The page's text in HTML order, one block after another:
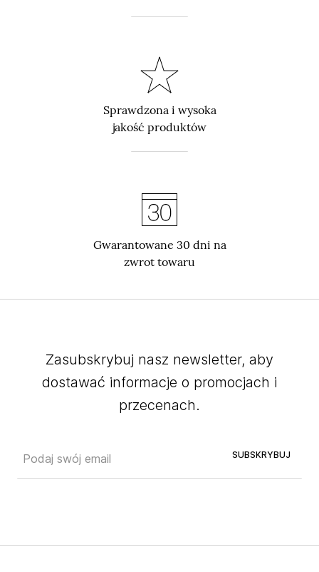
Sprawdzona i wysoka
jakość produktów
Gwarantowane 30 dni na
zwrot towaru
Zasubskrybuj nasz newsletter, aby
dostawać informacje o promocjach i
przecenach.
SUBSKRYBUJ